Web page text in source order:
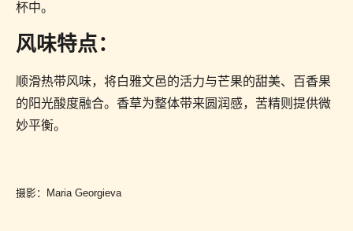
杯中。
风味特点：
顺滑热带风味，将白雅文邑的活力与芒果的甜美、百香果
的阳光酸度融合。香草为整体带来圆润感，苦精则提供微
妙平衡。
摄影：Maria Georgieva